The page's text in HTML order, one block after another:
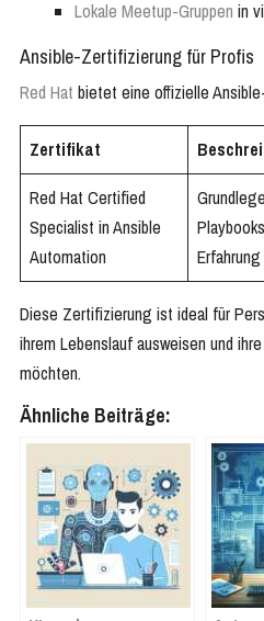
Lokale Meetup-Gruppen in
Ansible-Zertifizierung für Profis
Red Hat bietet eine offizielle
Zertifikat
Red Hat Certified
Specialist in Ansible
Automation
Erfahrung
Diese Zertifizierung ist ideal für
ihrem Lebenslauf ausweisen und
möchten.
Ähnliche Beiträge: